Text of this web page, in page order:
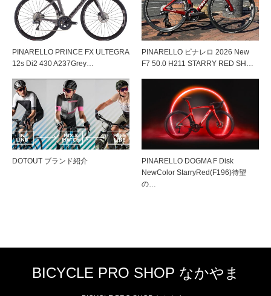
PINARELLO PRINCE FX ULTEGRA
12s Di2 430 A237Grey…
PINARELLO ピナレロ 2026 New
F7 50.0 H211 STARRY RED SH…
DOTOUT ブランド紹介
PINARELLO DOGMA F Disk
NewColor StarryRed(F196)待望
の…
BICYCLE PRO SHOP なかやま